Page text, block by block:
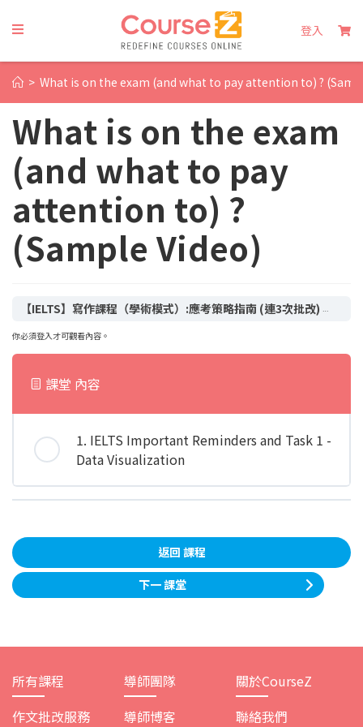
登入
> What is on the exam (and what to pay attention to) ?
What is on the exam
(and what to pay
attention to) ?
(Sample Video)
【IELTS】寫作課程（學術模式）:應考策略指南 (連3次批改) Writing Course (Academic): The Complete Strategy Guide
你必須登入才可觀看內容。
課堂 內容
1. IELTS Important Reminders and Task 1 -
Data Visualization
返回 課程
下一 課堂
所有課程
作文批改服務
導師團隊
導師博客
關於CourseZ
聯絡我們